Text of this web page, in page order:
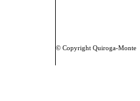
© Copyright Quiroga-Monte